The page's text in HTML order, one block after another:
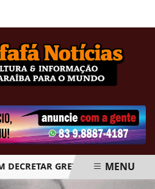
GREVE GERAL A PARTIR
MENU